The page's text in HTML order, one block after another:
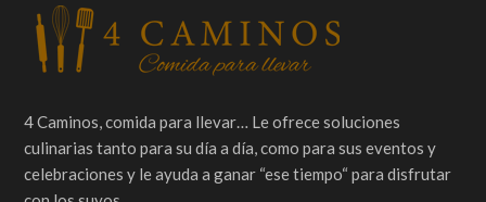
4 Caminos, comida para llevar… Le ofrece soluciones
culinarias tanto para su día a día, como para sus eventos y
celebraciones y le ayuda a ganar “ese tiempo“ para disfrutar